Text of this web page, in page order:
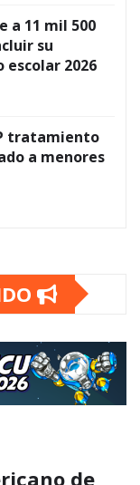
a 11 mil 500
su
escolar 2026
tratamiento
a menores
de